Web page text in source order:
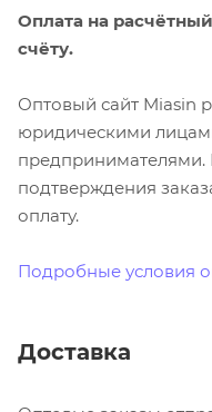
Оплата на
счёту.
Оптовый сайт Miasin
юридическими
предпринимателями.
подтверждения
оплату.
Подробные условия
Доставка